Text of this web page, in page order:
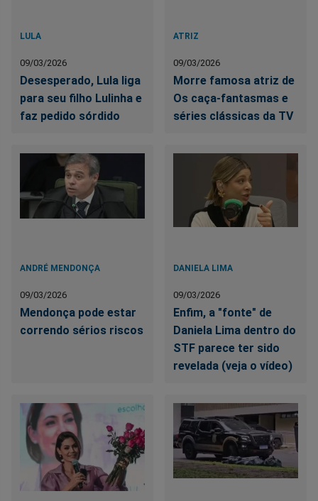
LULA
09/03/2026
Desesperado, Lula liga
para seu filho Lulinha e
faz pedido sórdido
ATRIZ
09/03/2026
Morre famosa atriz de
Os caça-fantasmas e
séries clássicas da TV
ANDRÉ MENDONÇA
09/03/2026
Mendonça pode estar
correndo sérios riscos
DANIELA LIMA
09/03/2026
Enfim, a "fonte" de
Daniela Lima dentro do
STF parece ter sido
revelada (veja o vídeo)